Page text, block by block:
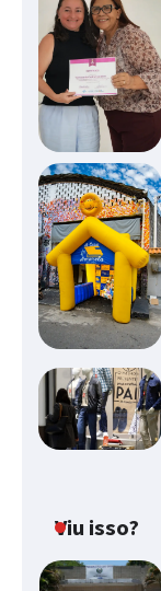
Viu isso?